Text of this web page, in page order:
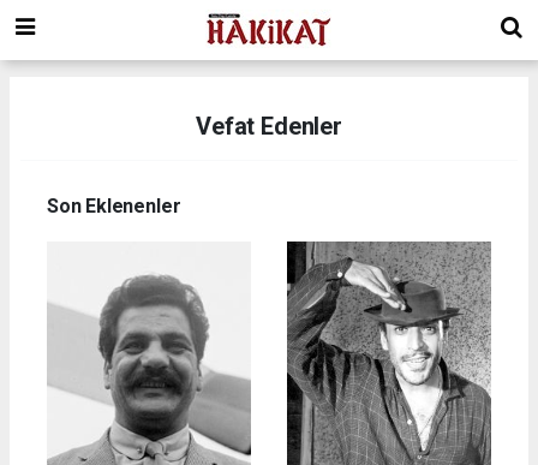
Vefat Edenler
Son Eklenenler